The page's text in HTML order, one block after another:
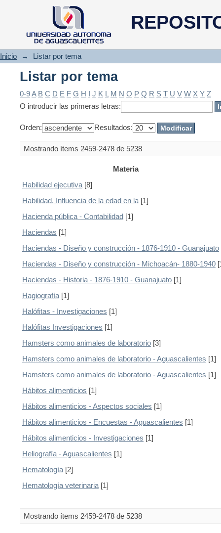
Listar por tema
Inicio → Listar por tema
Listar por tema
0-9A B C D E F G H I J K L M N O P Q R S T U V W X Y Z
O introducir las primeras letras:
Orden: Resultados:
Mostrando ítems 2459-2478 de 5238
Materia
Habilidad ejecutiva [8]
Habilidad, Influencia de la edad en la [1]
Hacienda pública - Contabilidad [1]
Haciendas [1]
Haciendas - Diseño y construcción - 1876-1910 - Guanajuato
Haciendas - Diseño y construcción - Michoacán- 1880-1940
Haciendas - Historia - 1876-1910 - Guanajuato [1]
Hagiografía [1]
Halófitas - Investigaciones [1]
Halófitas Investigaciones [1]
Hamsters como animales de laboratorio [3]
Hamsters como animales de laboratorio - Aguascalientes [1]
Hamsters como animales de laboratorio - Aguascalientes [1]
Hábitos alimenticios [1]
Hábitos alimenticios - Aspectos sociales [1]
Hábitos alimenticios - Encuestas - Aguascalientes [1]
Hábitos alimenticios - Investigaciones [1]
Heliografía - Aguascalientes [1]
Hematología [2]
Hematología veterinaria [1]
Mostrando ítems 2459-2478 de 5238